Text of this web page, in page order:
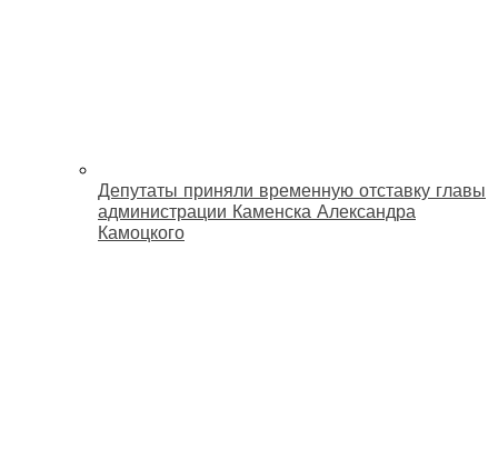
Депутаты приняли временную отставку главы
администрации Каменска Александра
Камоцкого